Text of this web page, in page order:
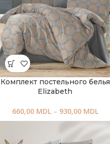
Комплект постельного белья
Elizabeth
660,00 MDL – 930,00 MDL